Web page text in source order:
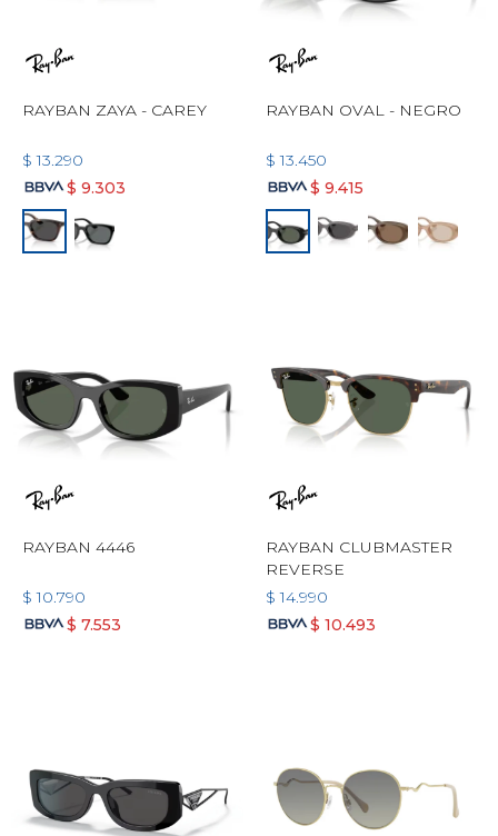
RAYBAN ZAYA - CAREY
$ 13.290
$ 9.303
RAYBAN OVAL - NEGRO
$ 13.450
$ 9.415
RAYBAN 4446
$ 10.790
$ 7.553
RAYBAN CLUBMASTER
REVERSE
$ 14.990
$ 10.493